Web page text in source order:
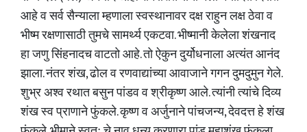
आहे व सर्व सैन्याला म्हणाला स्वस्थानावर दक्ष राहुन लक्ष ठेवा व
भीष्म रक्षणासाठी तुमचे सामर्थ्य एकटवा. भीष्मानी केलेला शंखनाद
हा जणु सिंहनादच वाटतो आहे. तो ऐकुन दुर्योधनाला अत्यंत आनंद
झाला. नंतर शंख, ढोल व रणवाद्यांच्या आवाजाने गगन दुमदुमुन गेले.
शुभ्र अश्व रथात बसुन पांडव व श्रीकृष्ण आले. त्यांनी त्यांचे दिव्य
शंख स्व प्राणाने फुंकले. कृष्ण व अर्जुनाने पांचजन्य, देवदत्त हे शंख